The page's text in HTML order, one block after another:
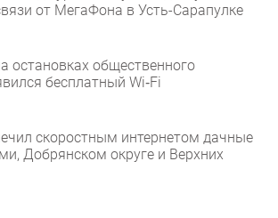
от МегаФона в Усть-Сарапулке
остановках общественного
бесплатный Wi‑Fi
скоростным интернетом дачные
Добрянском округе и Верхних